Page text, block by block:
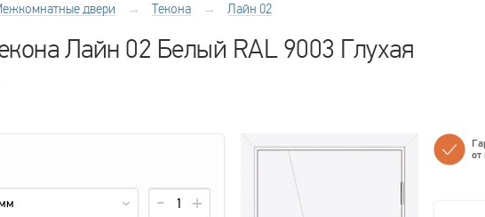
двери → Текона → Лайн 02
Лайн 02 Белый RAL 9003 Глухая
от